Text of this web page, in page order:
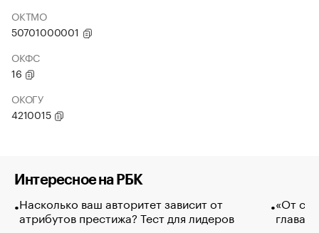
ОКТМО
50701000001
ОКФС
16
ОКОГУ
4210015
Интересное на РБК
Насколько ваш авторитет зависит от
атрибутов престижа? Тест для лидеров
«От
глава